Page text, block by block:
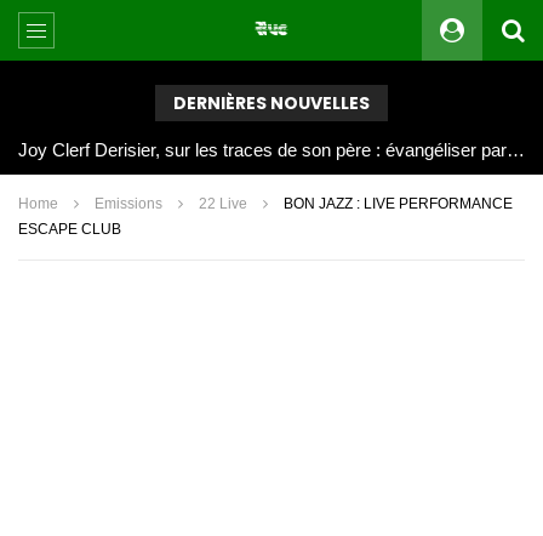
DERNIÈRES NOUVELLES
Joy Clerf Derisier, sur les traces de son père : évangéliser par la musique
Home Emissions 22 Live
BON JAZZ : LIVE PERFORMANCE
ESCAPE CLUB